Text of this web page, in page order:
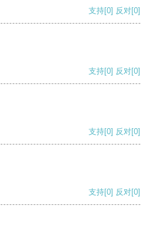
支持[0] 反对[0]
支持[0] 反对[0]
支持[0] 反对[0]
支持[0] 反对[0]